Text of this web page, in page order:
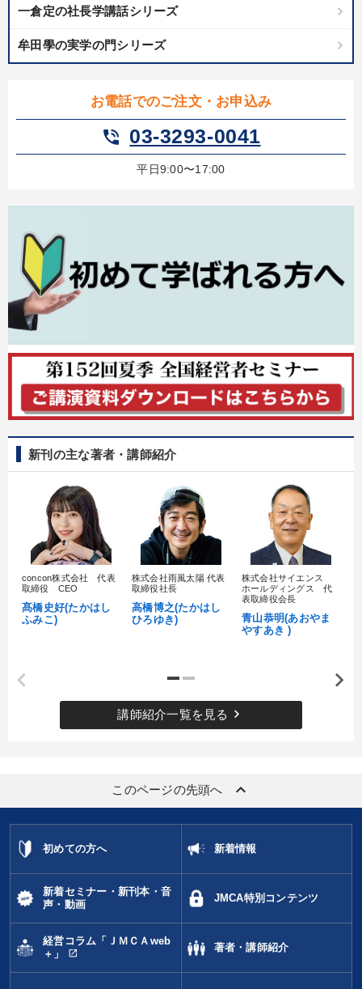
経営者のための《音声・動画で学ぶ》講演シリーズ
全国経営者セミナー収録〈売れ筋・人気ランキング〉＆新刊・好
147回春季大会 【2026年7月】音声・映像ご案内商品
売上直結の営業力や販売力を獲得する 企業戦略に学ぶ
2025年夏季全国経営者セミナー収録講演ＣＤ・講演ＤＶＤ・デジ
タル版（音声／動画ストリーミング・ダウンロード）
組織と人を動かすマネジメント力を磨く
目的別
財務・数字力の向上
発想力を磨きたい 業績を伸ばしたい
キーワード
地方企業の勝ち方 ドラッカー
※「更新」を押すと「カテゴリー」「目的別」「キーワード」を更新いただけます。
local_offer タグから探す refresh 更新する
すべての音声・動画（全2076タイトル）からお探しいただけます
未来先見 不動産投資 入門篇 プロ経営者
リピート ベンチャー 銀行交渉 多角化・新規事業
大竹愼一 株式投資 成功哲学
ドラッカー SNS活用 イノベーション 営業
多様性・ダイバーシティ
※「更新」を押すと「タグ・キーワード」を更新いただけます。
一倉定の社長学講話シリーズ
牟田學の実学の門シリーズ
お電話でのご注文・お申込み
phone_in_talk 03-3293-0041
平日9:00〜17:00
新刊の主な著者・講師紹介
concon株式会社 代表
取締役 CEO
髙橋史好(たかはし
ふみこ)
株式会社雨風太陽 代表
取締役社長
高橋博之(たかはし
ひろゆき)
株式会社サイエンス
ホールディングス 代
表取締役会長
青山恭明(あおやま
やすあき )
講師紹介一覧を見る keyboard_arrow_right
このページの先頭へ keyboard_arrow_up
初めての方へ 新着情報
新着セミナー・新刊本・音
声・動画
JMCA特別コンテンツ
経営コラム「ＪＭＣＡweb
＋」
open_in_new
著者・講師紹介